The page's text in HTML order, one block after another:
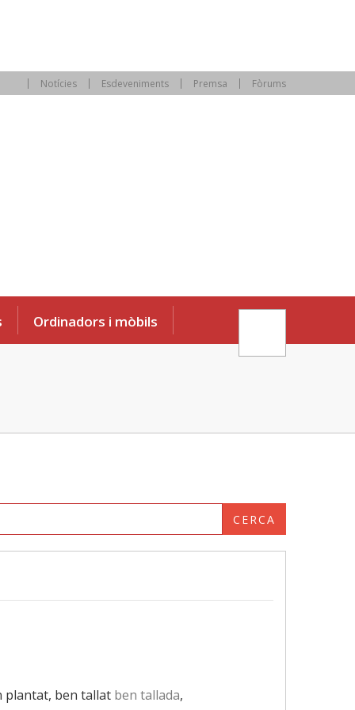
Notícies Esdeveniments Premsa Fòrums
Ordinadors i mòbils
CERCA
plantat, ben tallat ben tallada,